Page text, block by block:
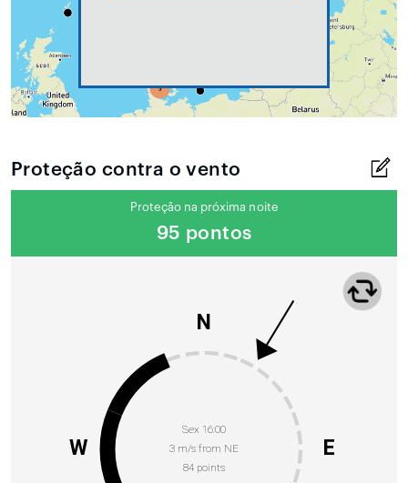
Proteção contra o vento
Proteção na próxima noite
95 pontos
Sex 16:00
3 m/s from NE
84 points
N
E
W